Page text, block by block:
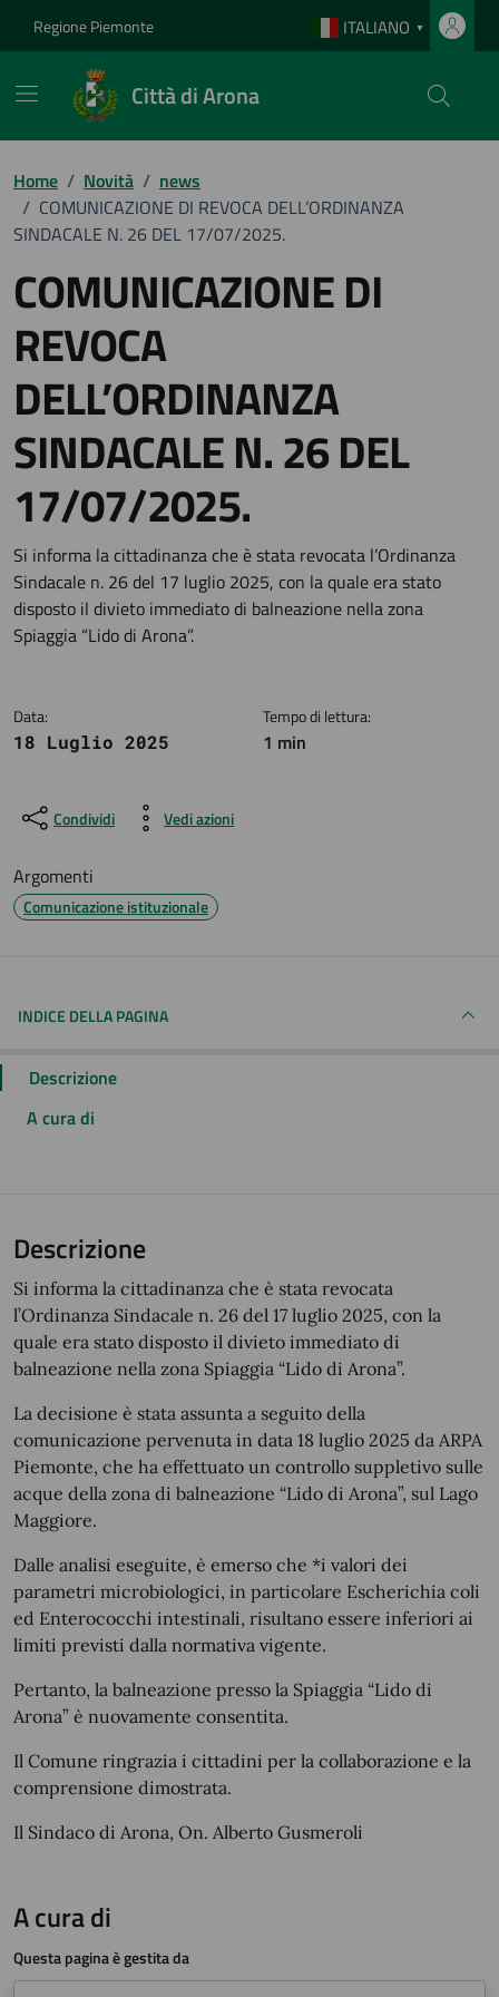
Regione Piemonte ITALIANO ▼
Città di Arona
Home / Novità / news
/ COMUNICAZIONE DI REVOCA DELL’ORDINANZA
SINDACALE N. 26 DEL 17/07/2025.
COMUNICAZIONE DI
REVOCA
DELL’ORDINANZA
SINDACALE N. 26 DEL
17/07/2025.
Dettagli della notizia
Si informa la cittadinanza che è stata revocata l’Ordinanza
Sindacale n. 26 del 17 luglio 2025, con la quale era stato
disposto il divieto immediato di balneazione nella zona
Spiaggia “Lido di Arona”.
Data:
18 Luglio 2025
Tempo di lettura:
1 min
Condividi Vedi azioni
Argomenti
Comunicazione istituzionale
INDICE DELLA PAGINA
Descrizione
A cura di
Descrizione
Si informa la cittadinanza che è stata revocata
l’Ordinanza Sindacale n. 26 del 17 luglio 2025, con la
quale era stato disposto il divieto immediato di
balneazione nella zona Spiaggia “Lido di Arona”.
La decisione è stata assunta a seguito della
comunicazione pervenuta in data 18 luglio 2025 da ARPA
Piemonte, che ha effettuato un controllo suppletivo sulle
acque della zona di balneazione “Lido di Arona”, sul Lago
Maggiore.
Dalle analisi eseguite, è emerso che *i valori dei
parametri microbiologici, in particolare Escherichia coli
ed Enterococchi intestinali, risultano essere inferiori ai
limiti previsti dalla normativa vigente.
Pertanto, la balneazione presso la Spiaggia “Lido di
Arona” è nuovamente consentita.
Il Comune ringrazia i cittadini per la collaborazione e la
comprensione dimostrata.
Il Sindaco di Arona, On. Alberto Gusmeroli
A cura di
Questa pagina è gestita da